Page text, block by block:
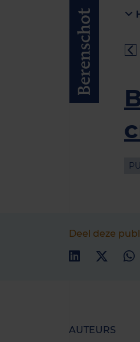
Deel deze
AUTEURS